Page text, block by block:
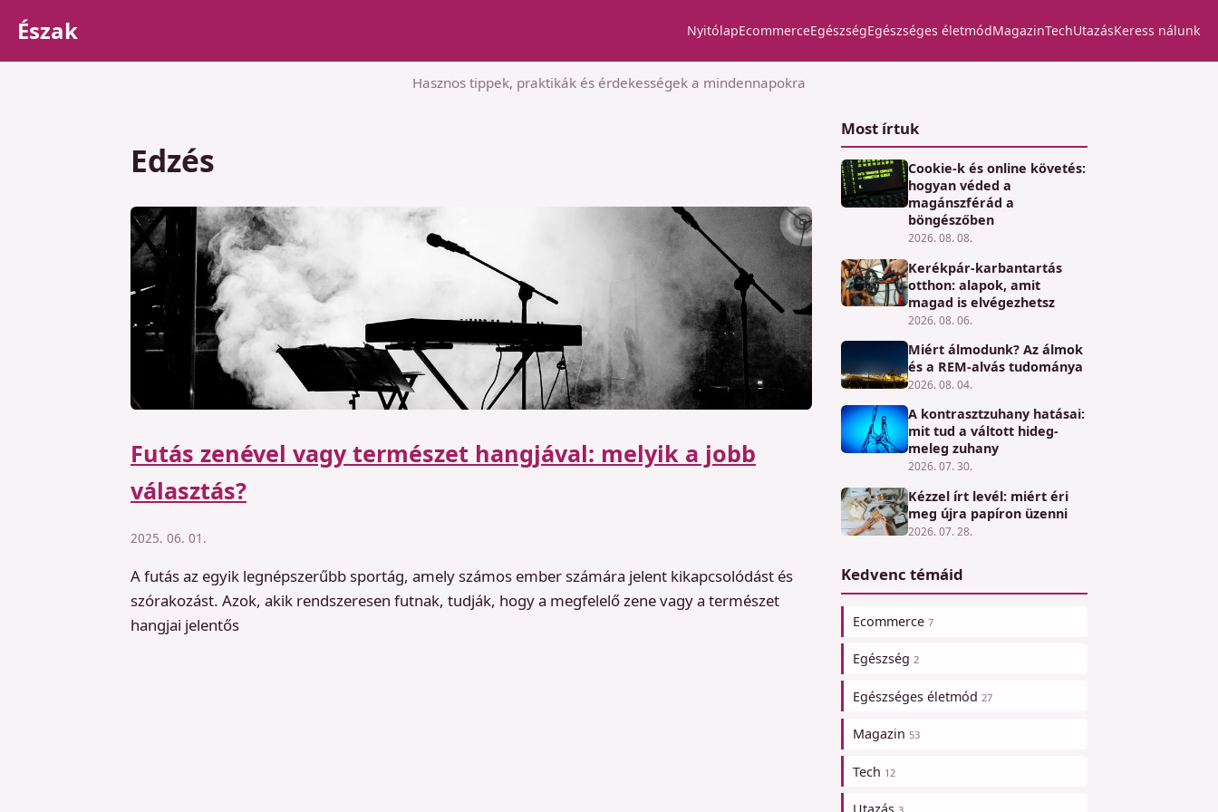
Észak NyitólapEcommerceEgészségEgészséges életmódMagazinTechUtazásKeress nálunk
Hasznos tippek, praktikák és érdekességek a mindennapokra
Edzés
Futás zenével vagy természet hangjával: melyik a jobb
választás?
2025. 06. 01.
A futás az egyik legnépszerűbb sportág, amely számos ember számára jelent kikapcsolódást és
szórakozást. Azok, akik rendszeresen futnak, tudják, hogy a megfelelő zene vagy a természet
hangjai jelentős
Most írtuk
Cookie-k és online követés:
hogyan véded a
magánszférád a
böngészőben
2026. 08. 08.
Kerékpár-karbantartás
otthon: alapok, amit
magad is elvégezhetsz
2026. 08. 06.
Miért álmodunk? Az álmok
és a REM-alvás tudománya
2026. 08. 04.
A kontrasztzuhany hatásai:
mit tud a váltott hideg-
meleg zuhany
2026. 07. 30.
Kézzel írt levél: miért éri
meg újra papíron üzenni
2026. 07. 28.
Kedvenc témáid
Ecommerce 7
Egészség 2
Egészséges életmód 27
Magazin 53
Tech 12